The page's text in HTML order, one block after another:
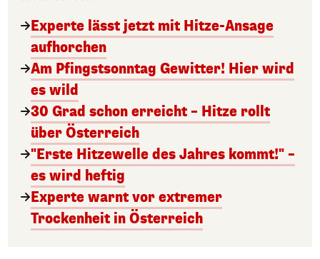
Experte lässt jetzt mit Hitze-Ansage
aufhorchen
Am Pfingstsonntag Gewitter! Hier wird
es wild
30 Grad schon erreicht – Hitze rollt
über Österreich
"Erste Hitzewelle des Jahres kommt!" –
es wird heftig
Experte warnt vor extremer
Trockenheit in Österreich